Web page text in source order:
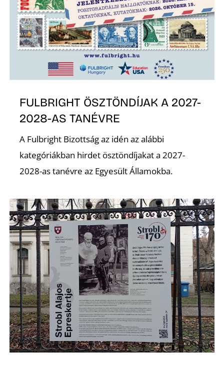
FULBRIGHT ÖSZTÖNDÍJAK A 2027-
2028-AS TANÉVRE
A Fulbright Bizottság az idén az alábbi
kategóriákban hirdet ösztöndíjakat a 2027-
2028-as tanévre az Egyesült Államokba.